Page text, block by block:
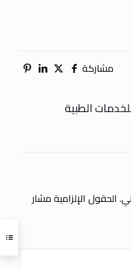
مشاركة
الطبية
الحقول الإلزامية مشار